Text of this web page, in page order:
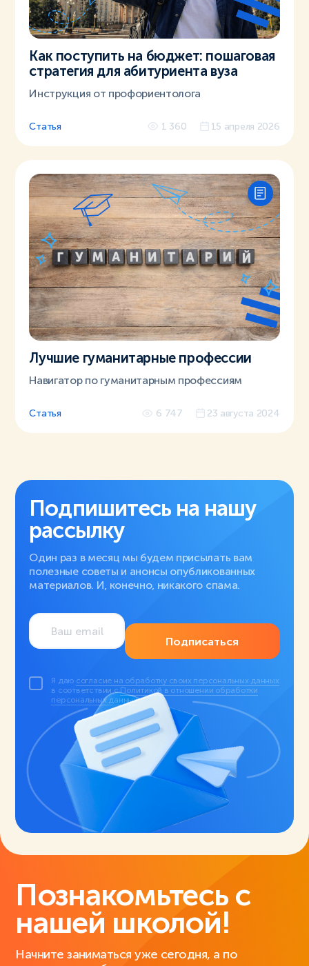
Как поступить на бюджет: пошаговая
стратегия для абитуриента вуза
Инструкция от профориентолога
Статья 1 360 15 апреля 2026
Лучшие гуманитарные профессии
Навигатор по гуманитарным профессиям
Статья 6 747 23 августа 2024
Подпишитесь на нашу
рассылку
Один раз в месяц мы будем присылать вам
полезные советы и анонсы опубликованных
материалов. И, конечно, никакого спама.
Подписаться
Я даю согласие на обработку своих персональных данных
в соответствии сПолитикой в отношении обработки
персональных данных.
Познакомьтесь с
нашей школой!
Начните заниматься уже сегодня, а по